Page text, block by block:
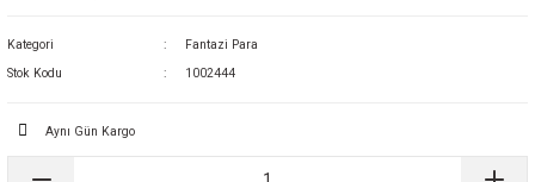
Kategori Fantazi Para
Stok Kodu 1002444
Aynı Gün Kargo